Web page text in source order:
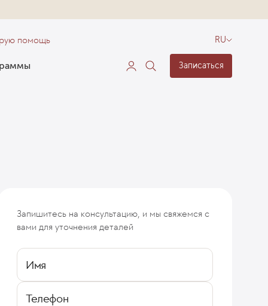
помощь RU
Записаться
Лечение рака мочеточника в EMC
Запишитесь на консультацию, и мы свяжемся с
вами для уточнения деталей
Имя
Телефон